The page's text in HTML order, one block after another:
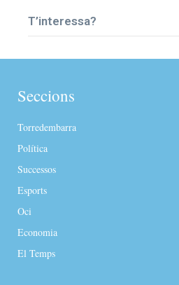
T’interessa?
Seccions
Torredembarra
Política
Successos
Esports
Oci
Economia
El Temps